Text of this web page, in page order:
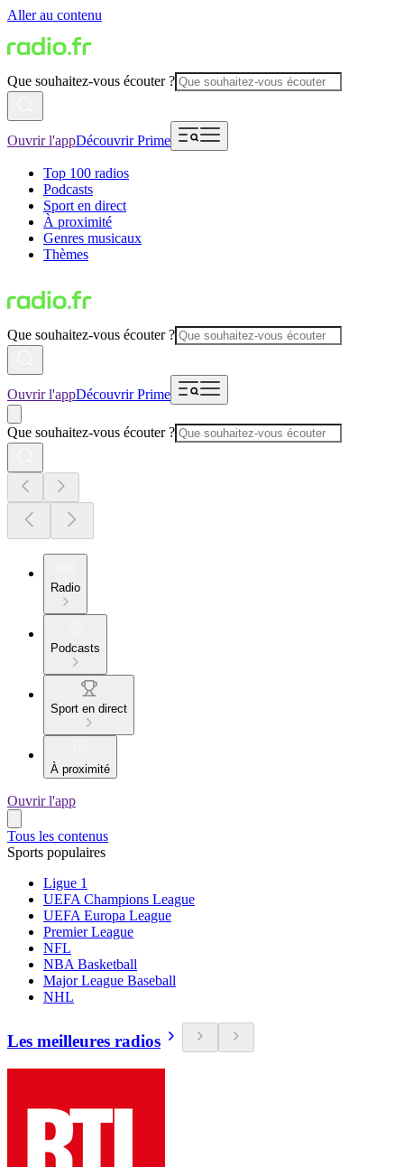
Aller au contenu
Que souhaitez-vous écouter ?
Ouvrir l'appDécouvrir Prime
Top 100 radios
Podcasts
Sport en direct
À proximité
Genres musicaux
Thèmes
Que souhaitez-vous écouter ?
Ouvrir l'appDécouvrir Prime
Que souhaitez-vous écouter ?
Radio
Podcasts
Sport en direct
À proximité
Ouvrir l'app
Tous les contenus
Sports populaires
Ligue 1
UEFA Champions League
UEFA Europa League
Premier League
NFL
NBA Basketball
Major League Baseball
NHL
Les meilleures radios